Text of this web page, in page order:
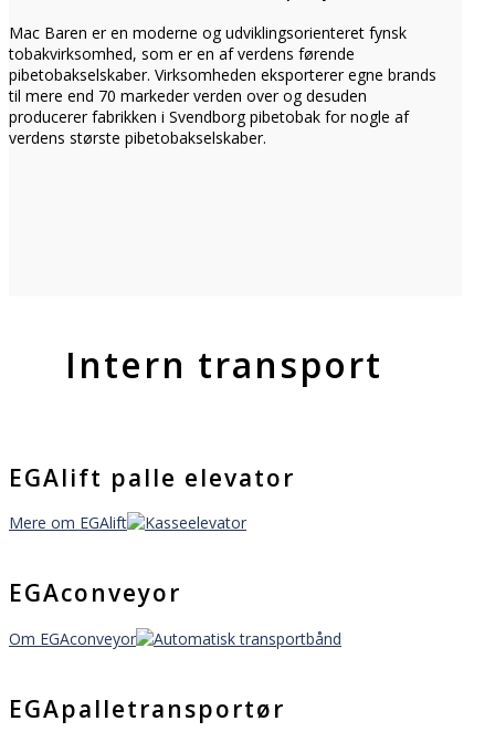
Mac Baren er en moderne og udviklingsorienteret fynsk
tobakvirksomhed, som er en af verdens førende
pibetobakselskaber. Virksomheden eksporterer egne brands
til mere end 70 markeder verden over og desuden
producerer fabrikken i Svendborg pibetobak for nogle af
verdens største pibetobakselskaber.
Intern transport
EGAlift palle elevator
Mere om EGAlift
EGAconveyor
Om EGAconveyor
EGApalletransportør